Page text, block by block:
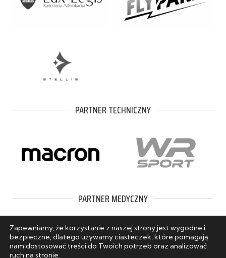
PARTNER TECHNICZNY
PARTNER MEDYCZNY
Zapewniamy, że korzystanie z naszej strony jest wygodne i
bezpieczne, dlatego używamy ciasteczek, które pomagają
nam dostosować treści do Twoich potrzeb oraz analizować
ruch na stronie.